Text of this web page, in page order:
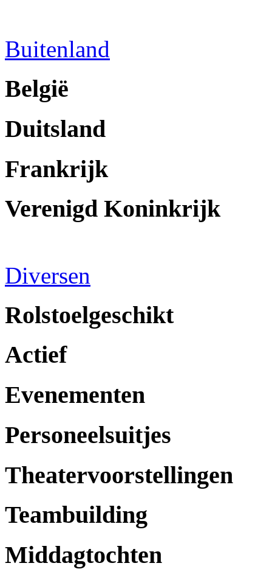
Buitenland
België
Duitsland
Frankrijk
Verenigd Koninkrijk
Diversen
Rolstoelgeschikt
Actief
Evenementen
Personeelsuitjes
Theatervoorstellingen
Teambuilding
Middagtochten